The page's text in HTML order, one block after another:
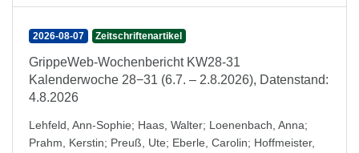
2026-08-07 Zeitschriftenartikel
GrippeWeb-Wochenbericht KW28-31
Kalenderwoche 28−31 (6.7. – 2.8.2026), Datenstand:
4.8.2026
Lehfeld, Ann-Sophie; Haas, Walter; Loenenbach, Anna;
Prahm, Kerstin; Preuß, Ute; Eberle, Carolin; Hoffmeister,